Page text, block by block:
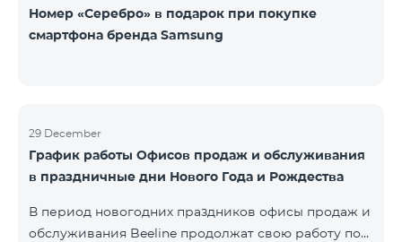
Номер «Серебро» в подарок при покупке
смартфона бренда Samsung
29 December
График работы Офисов продаж и обслуживания
в праздничные дни Нового Года и Рождества
В период новогодних праздников офисы продаж и
обслуживания Beeline продолжат свою работу по